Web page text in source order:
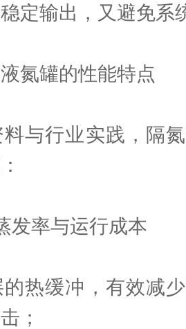
定输出，又避免系
氮罐的性能特点
与行业实践，隔
发率与运行成本
热缓冲，有效减
；